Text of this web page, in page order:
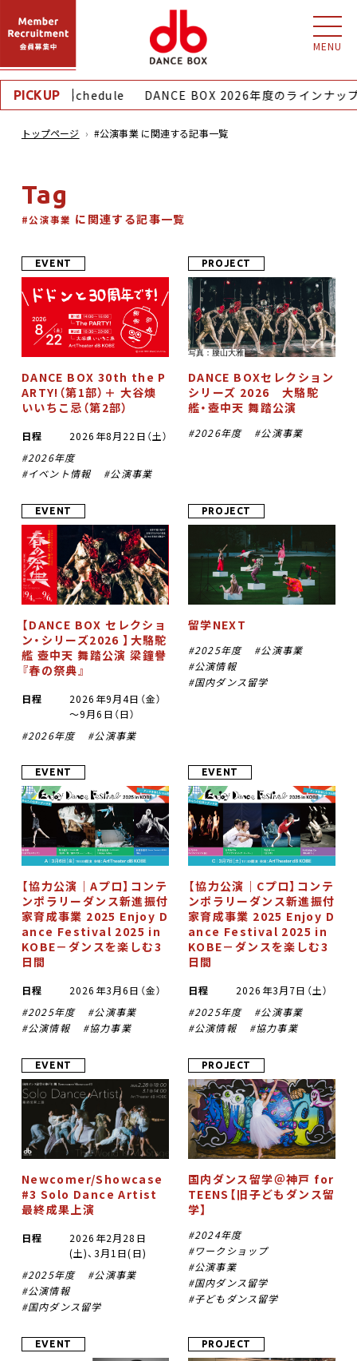
MENU
PICKUP
Monthly Schedule DANCE BOX 2026年度のラインナップ
トップページ #公演事業 に関連する記事一覧
Tag
#公演事業 に関連する記事一覧
EVENT
DANCE BOX 30th the P
ARTY!（第1部）＋ 大谷燠
いいちこ忌（第2部）
日程
2026年8月22日（土）
2026年度
イベント情報
公演事業
PROJECT
写真：腰⼭⼤雅
DANCE BOXセレクション
シリーズ 2026 大駱駝
艦・壺中天 舞踏公演
2026年度 公演事業
EVENT
【DANCE BOX セレクショ
ン・シリーズ2026 】大駱駝
艦 壺中天 舞踏公演 梁鐘譽
『春の祭典』
日程
2026年9月4日（金）
～9月6日（日）
2026年度
公演事業
PROJECT
留学NEXT
2025年度
公演事業
公演情報
国内ダンス留学
EVENT
【協力公演｜Aプロ】コンテ
ンポラリーダンス新進振付
家育成事業 2025 Enjoy D
ance Festival 2025 in
KOBE－ダンスを楽しむ3
日間
日程
2026年3月6日（金）
2025年度
公演事業
公演情報
協力事業
EVENT
【協力公演｜Cプロ】コンテ
ンポラリーダンス新進振付
家育成事業 2025 Enjoy D
ance Festival 2025 in
KOBE－ダンスを楽しむ3
日間
日程
2026年3月7日（土）
2025年度
公演事業
公演情報
協力事業
EVENT
Newcomer/Showcase
#3 Solo Dance Artist
最終成果上演
日程
2026年2月28日
(土)、3月1日(日)
2025年度
公演事業
公演情報
国内ダンス留学
PROJECT
国内ダンス留学＠神戸 for
TEENS【旧子どもダンス留
学】
2024年度
ワークショップ
公演事業
国内ダンス留学
子どもダンス留学
EVENT PROJECT